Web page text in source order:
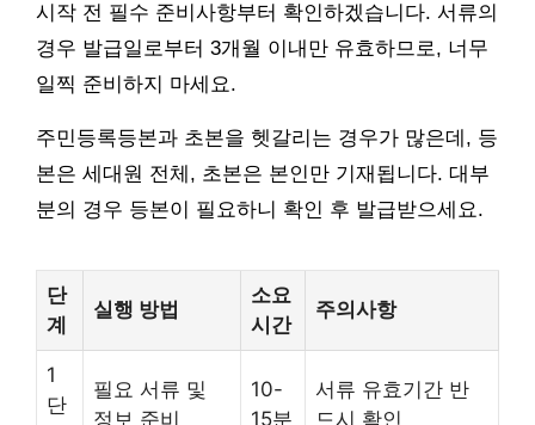
시작 전 필수 준비사항부터 확인하겠습니다. 서류의
경우 발급일로부터 3개월 이내만 유효하므로, 너무
일찍 준비하지 마세요.
주민등록등본과 초본을 헷갈리는 경우가 많은데, 등
본은 세대원 전체, 초본은 본인만 기재됩니다. 대부
분의 경우 등본이 필요하니 확인 후 발급받으세요.
단
계
실행 방법
소요
시간
주의사항
1
단
필요 서류 및
정보 준비
10-
15분
서류 유효기간 반
드시 확인